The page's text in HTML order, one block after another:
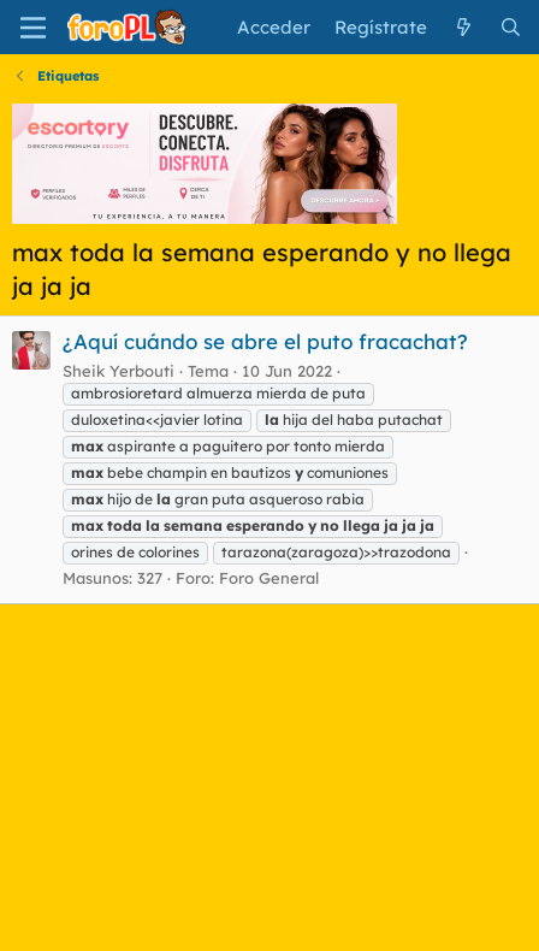
Acceder Regístrate
Etiquetas
max toda la semana esperando y no llega
ja ja ja
¿Aquí cuándo se abre el puto fracachat?
Sheik Yerbouti Tema 10 Jun 2022
ambrosioretard almuerza mierda de puta
duloxetina<<javier lotina
la hija del haba putachat
max aspirante a paguitero por tonto mierda
max bebe champin en bautizos y comuniones
max hijo de la gran puta asqueroso rabia
max toda la semana esperando y no llega ja ja ja
orines de colorines
tarazona(zaragoza)>>trazodona
Masunos: 327 Foro: Foro General